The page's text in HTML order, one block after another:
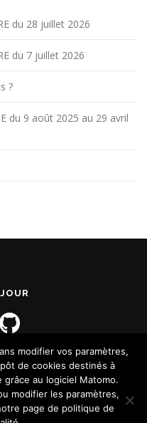
du 28 juillet 2026
du 7 juillet 2026
?
du 9 août 2025 au 29 avril
OnePress thème par
modifier vos paramètres,
de cookies destinés à
au logiciel Matomo.
modifier les paramètres,
page de politique de